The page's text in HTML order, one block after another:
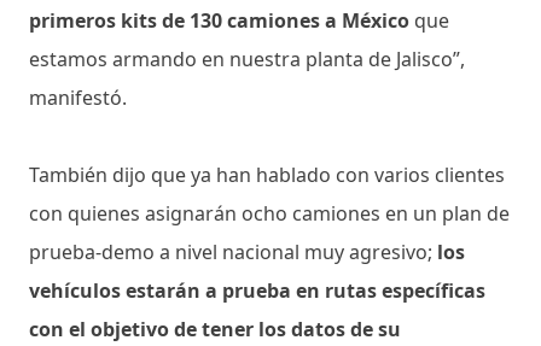
primeros kits de 130 camiones a México que
estamos armando en nuestra planta de Jalisco”,
manifestó.
También dijo que ya han hablado con varios clientes
con quienes asignarán ocho camiones en un plan de
prueba-demo a nivel nacional muy agresivo; los
vehículos estarán a prueba en rutas específicas
con el objetivo de tener los datos de su